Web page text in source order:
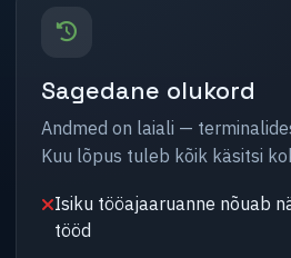
Sagedane olukord
Andmed on laiali —
Kuu lõpus tuleb kõik käsitsi
Isiku tööajaaruanne nõuab
tööd